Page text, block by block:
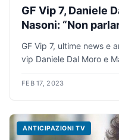
GF Vip 7, Daniele
Nasoni: “Non
GF Vip 7, ultime news e
vip Daniele Dal Moro e
FEB 17, 2023
ANTICIPAZIONI TV